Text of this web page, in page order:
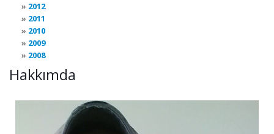
2012
2011
2010
2009
2008
Hakkımda